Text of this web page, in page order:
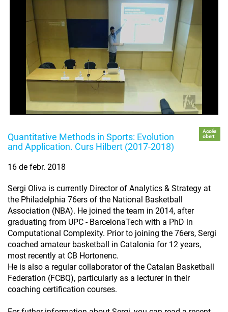
Quantitative Methods in Sports: Evolution
and Application. Curs Hilbert (2017-2018)
Accés
obert
16 de febr. 2018
Sergi Oliva is currently Director of Analytics & Strategy at
the Philadelphia 76ers of the National Basketball
Association (NBA). He joined the team in 2014, after
graduating from UPC - BarcelonaTech with a PhD in
Computational Complexity. Prior to joining the 76ers, Sergi
coached amateur basketball in Catalonia for 12 years,
most recently at CB Hortonenc.
He is also a regular collaborator of the Catalan Basketball
Federation (FCBQ), particularly as a lecturer in their
coaching certification courses.